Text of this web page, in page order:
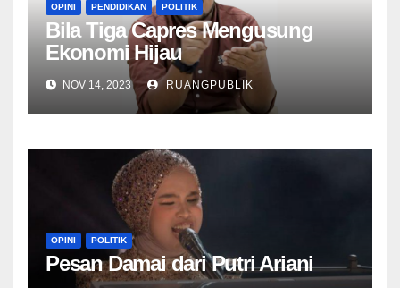
OPINI PENDIDIKAN POLITIK
Bila Tiga Capres Mengusung
Ekonomi Hijau
NOV 14, 2023 RUANGPUBLIK
OPINI POLITIK
Pesan Damai dari Putri Ariani